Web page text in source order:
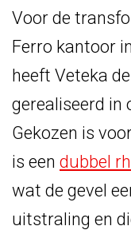
Voor de
Ferro kantoor
heeft Veteka
gerealiseerd in
Gekozen is
is een dubbel
wat de gevel
uitstraling en